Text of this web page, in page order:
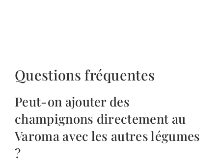
Questions fréquentes
Peut-on ajouter des
champignons directement au
Varoma avec les autres légumes
?